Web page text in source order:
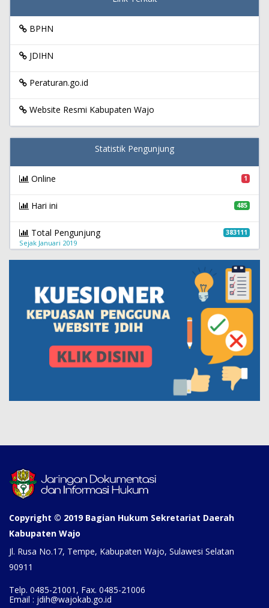
BPHN
JDIHN
Peraturan.go.id
Website Resmi Kabupaten Wajo
Statistik Pengunjung
Online 1
Hari ini 485
Total Pengunjung 383111
Sejak Januari 2019
Copyright © 2019 Bagian Hukum Sekretariat Daerah
Kabupaten Wajo
Jl. Rusa No.17, Tempe, Kabupaten Wajo, Sulawesi Selatan
90911
Telp. 0485-21001, Fax. 0485-21006
Email : jdih@wajokab.go.id